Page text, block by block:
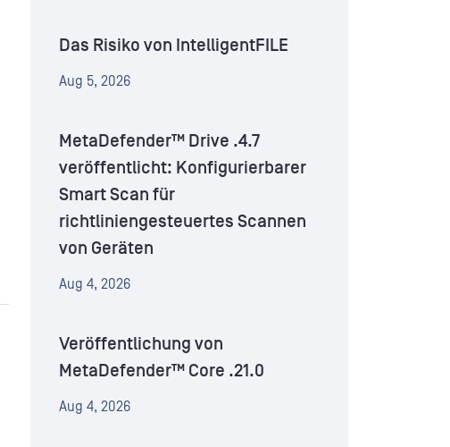
Das Risiko von IntelligentFILE
Aug 5, 2026
MetaDefender™ Drive .4.7
veröffentlicht: Konfigurierbarer
Smart Scan für
richtliniengesteuertes Scannen
von Geräten
Aug 4, 2026
Veröffentlichung von
MetaDefender™ Core .21.0
Aug 4, 2026